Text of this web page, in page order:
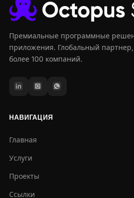
Премиальные программные
приложения. Глобальный
более 100 компаний.
НАВИГАЦИЯ
Главная
Услуги
Проекты
Ссылки